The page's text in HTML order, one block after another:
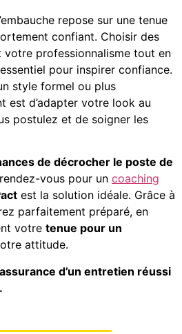
repose sur une tenue
confiant. Choisir des
professionnalisme tout en
pour inspirer confiance.
style formel ou plus
est d’adapter votre look au
postulez et de soigner les
de décrocher le poste de
vous pour un coaching
est la solution idéale. Grâce à
parfaitement préparé, en
votre tenue pour un
attitude.
d’un entretien réussi